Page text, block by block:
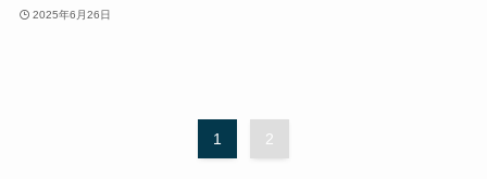
2025年6月26日
1 2